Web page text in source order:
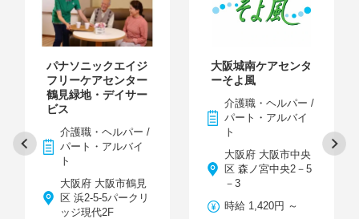
パナソニックエイジ
フリーケアセンター
鶴見緑地・デイサー
ビス
介護職・ヘルパー /
パート・アルバイ
ト
大阪府 大阪市鶴見
区 浜2-5-5パークリ
ッジ現代2F
大阪城南ケアセンタ
ーそよ風
介護職・ヘルパー /
パート・アルバイ
ト
大阪府 大阪市中央
区 森ノ宮中央2－5
－3
時給 1,420円 ～